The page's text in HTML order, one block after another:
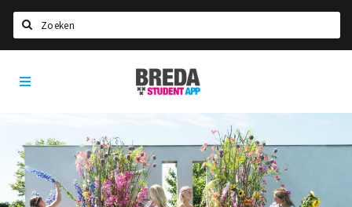
HOME
STUDEREN
Voel je thuis in Breda | GoodMood
Welkom in Breda
Breda
Student